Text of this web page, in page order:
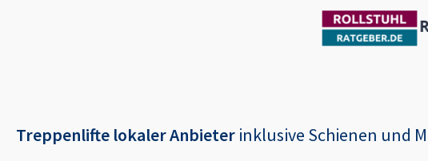
Treppenlifte lokaler Anbieter inklusive Schienen und